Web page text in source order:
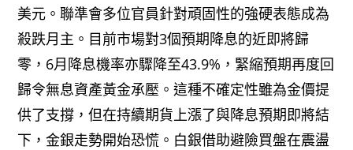
美元。聯準會多位官員針對頑固性的強硬表態成為
殺跌月主。目前市場對3個預期降息的近即將歸
零，6月降息機率亦驟降至43.9%，緊縮預期再度回
歸令無息資產黃金承壓。這種不確定性雖為金價提
供了支撐，但在持續期貨上漲了與降息預期即將結
下，金銀走勢開始恐慌。白銀借助避險買盤在震盪